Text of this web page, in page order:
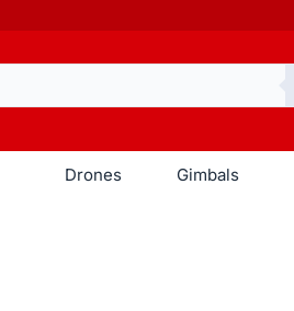
Drones Gimbals